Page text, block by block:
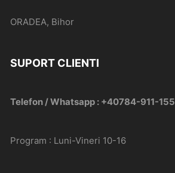
ORADEA, Bihor
SUPORT CLIENTI
Telefon / Whatsapp : +40784-911-155
Program : Luni-Vineri 10-16